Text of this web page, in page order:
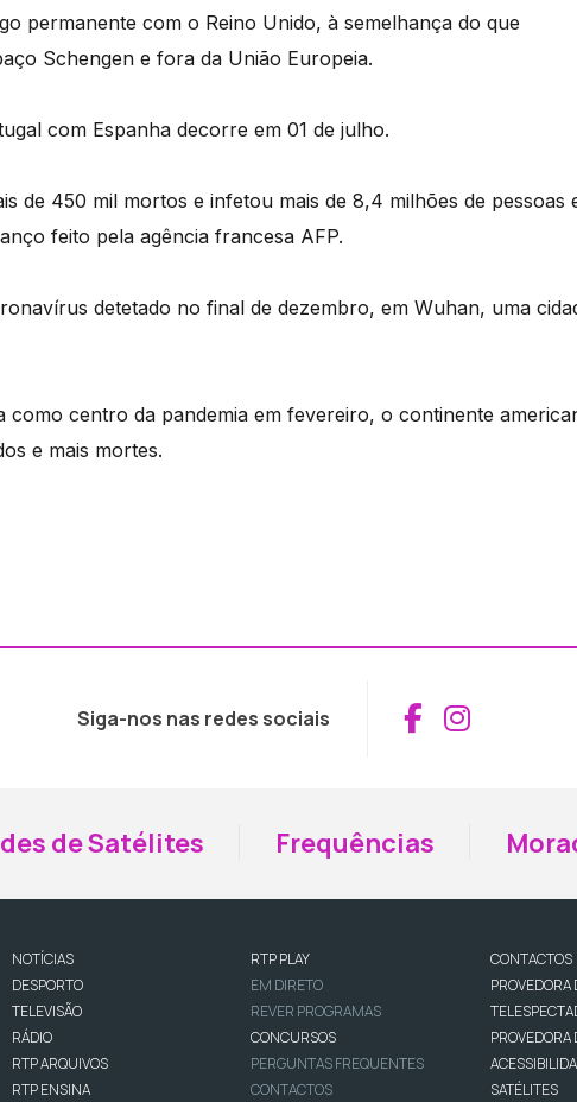
permanente com o Reino Unido, à semelhança do que
Schengen e fora da União Europeia.
com Espanha decorre em 01 de julho.
de 450 mil mortos e infetou mais de 8,4 milhões de pessoas
feito pela agência francesa AFP.
detetado no final de dezembro, em Wuhan, uma
como centro da pandemia em fevereiro, o continente
e mais mortes.
Siga-nos nas redes sociais Aceder
Aceder
de Satélites Frequências
NOTÍCIAS
DESPORTO
TELEVISÃO
RÁDIO
RTP ARQUIVOS
RTP ENSINA
RTP PLAY
EM DIRETO
REVER PROGRAMAS
CONCURSOS
PERGUNTAS FREQUENTES
CONTACTOS
CONTACTOS
PROVEDORA
PROVEDORA
SATÉLITES